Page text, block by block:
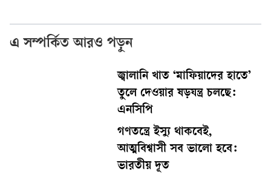
এ সম্পর্কিত আরও পড়ুন
জ্বালানি খাত ‘মাফিয়াদের হাতে’
তুলে দেওয়ার ষড়যন্ত্র চলছে:
এনসিপি
গণতন্ত্রে ইস্যু থাকবেই,
আত্মবিশ্বাসী সব ভালো হবে:
ভারতীয় দূত